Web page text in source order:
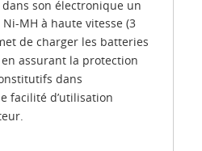
son électronique un
MH à haute vitesse (3
de charger les batteries
assurant la protection
dans
facilité d’utilisation